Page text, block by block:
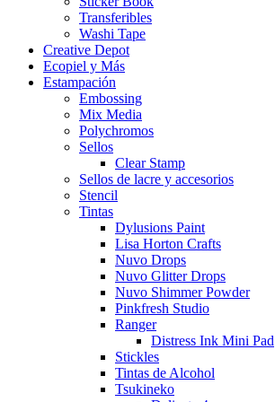
Transferibles
Washi Tape
Creative Depot
Ecopiel y Más
Estampación
Embossing
Mix Media
Polychromos
Sellos
Clear Stamp
Sellos de lacre y accesorios
Stencil
Tintas
Dylusions Paint
Lisa Horton Crafts
Nuvo Drops
Nuvo Glitter Drops
Nuvo Shimmer Powder
Pinkfresh Studio
Ranger
Distress Ink Mini Pad
Stickles
Tintas de Alcohol
Tsukineko